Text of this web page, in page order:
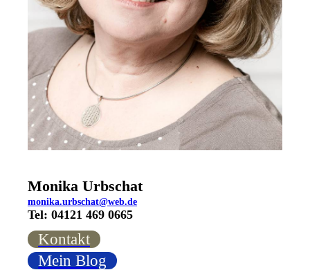
Monika Urbschat
monika.urbschat@web.de
Tel: 04121 469 0665
Kontakt
Mein Blog